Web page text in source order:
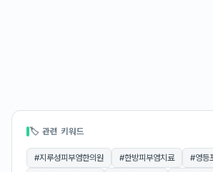
🏷 관련 키워드
#지루성피부염한의원 #한방피부염치료 #영등